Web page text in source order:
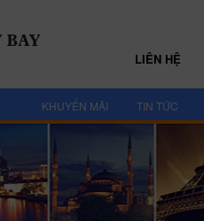
LIÊN HỆ
KHUYẾN MÃI TIN TỨC